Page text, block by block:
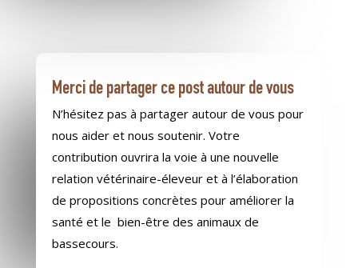
Merci de partager ce post autour de vous
N’hésitez pas à partager autour de vous pour
nous aider et nous soutenir. Votre
contribution ouvrira la voie à une nouvelle
relation vétérinaire-éleveur et à l’élaboration
de propositions concrètes pour améliorer la
santé et le bien-être des animaux de
bassecours.